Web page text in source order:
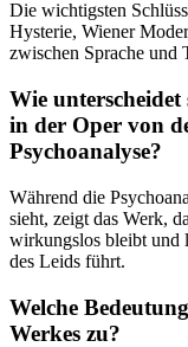
Die wichtigsten
Hysterie, Wiener
zwischen Sprache und
Wie
in der Oper von
Psychoanalyse?
Während die
sieht, zeigt das Werk,
wirkungslos bleibt und
des Leids führt.
Welche
Werkes zu?